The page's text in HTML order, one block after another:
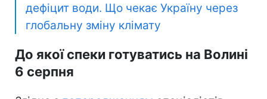
дефіцит води. Що чекає Україну через
глобальну зміну клімату
До якої спеки готуватись на Волині
6 серпня